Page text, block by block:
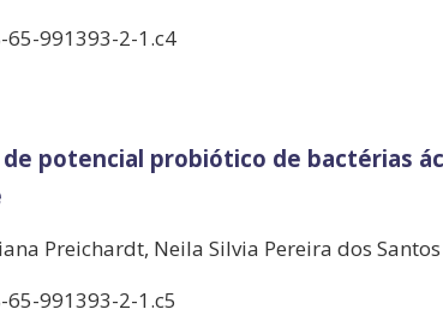
991393-2-1.c4
potencial probiótico de bactérias
Preichardt, Neila Silvia Pereira dos
991393-2-1.c5